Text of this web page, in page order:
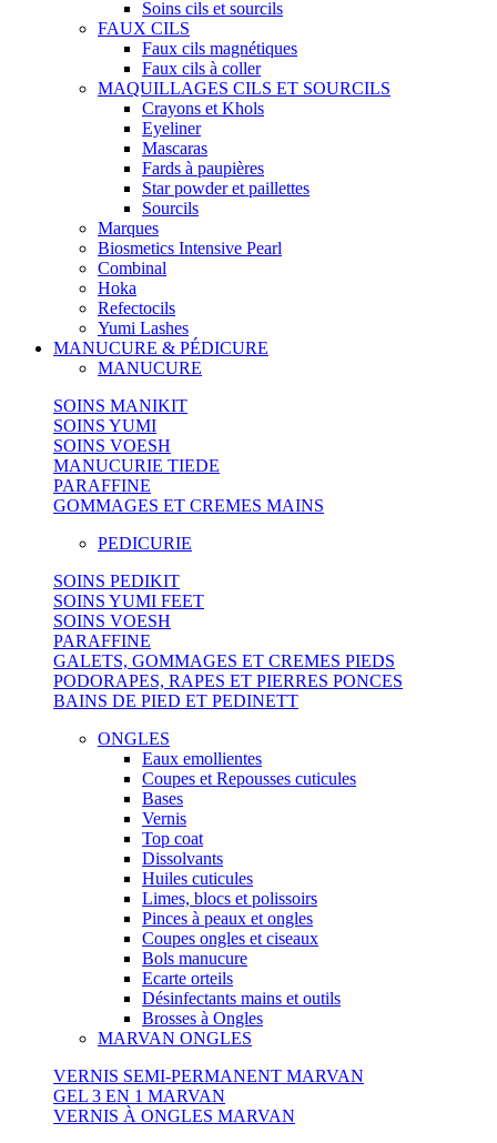
Soins cils et sourcils
FAUX CILS
Faux cils magnétiques
Faux cils à coller
MAQUILLAGES CILS ET SOURCILS
Crayons et Khols
Eyeliner
Mascaras
Fards à paupières
Star powder et paillettes
Sourcils
Marques
Biosmetics Intensive Pearl
Combinal
Hoka
Refectocils
Yumi Lashes
MANUCURE & PÉDICURE
MANUCURE
SOINS MANIKIT
SOINS YUMI
SOINS VOESH
MANUCURIE TIEDE
PARAFFINE
GOMMAGES ET CREMES MAINS
PEDICURIE
SOINS PEDIKIT
SOINS YUMI FEET
SOINS VOESH
PARAFFINE
GALETS, GOMMAGES ET CREMES PIEDS
PODORAPES, RAPES ET PIERRES PONCES
BAINS DE PIED ET PEDINETT
ONGLES
Eaux emollientes
Coupes et Repousses cuticules
Bases
Vernis
Top coat
Dissolvants
Huiles cuticules
Limes, blocs et polissoirs
Pinces à peaux et ongles
Coupes ongles et ciseaux
Bols manucure
Ecarte orteils
Désinfectants mains et outils
Brosses à Ongles
MARVAN ONGLES
VERNIS SEMI-PERMANENT MARVAN
GEL 3 EN 1 MARVAN
VERNIS À ONGLES MARVAN